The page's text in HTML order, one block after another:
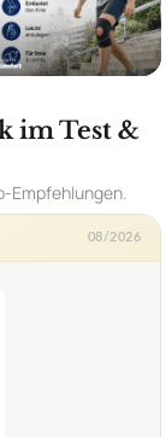
im Test &
Empfehlungen.
08/2026